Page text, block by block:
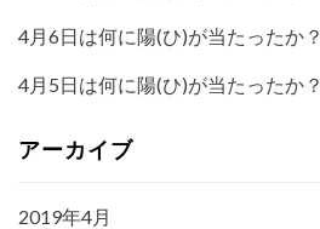
4月6日は何に陽(ひ)が当たったか？
4月5日は何に陽(ひ)が当たったか？
アーカイブ
2019年4月